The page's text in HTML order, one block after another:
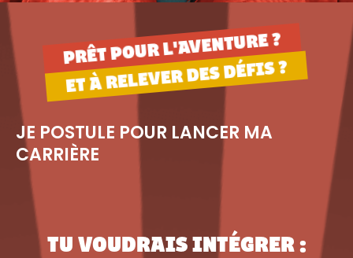
PRÊT POUR L'AVENTURE ?
ET À RELEVER DES DÉFIS ?
JE POSTULE POUR LANCER MA
CARRIÈRE
TU VOUDRAIS INTÉGRER :